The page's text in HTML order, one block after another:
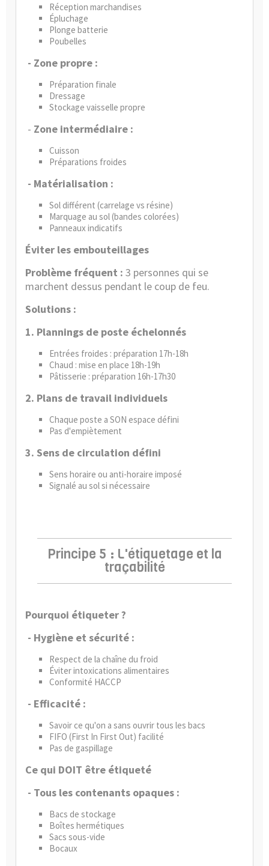
Réception marchandises
Épluchage
Plonge batterie
Poubelles
- Zone propre :
Préparation finale
Dressage
Stockage vaisselle propre
- Zone intermédiaire :
Cuisson
Préparations froides
- Matérialisation :
Sol différent (carrelage vs résine)
Marquage au sol (bandes colorées)
Panneaux indicatifs
Éviter les embouteillages
Problème fréquent : 3 personnes qui se
marchent dessus pendant le coup de feu.
Solutions :
1. Plannings de poste échelonnés
Entrées froides : préparation 17h-18h
Chaud : mise en place 18h-19h
Pâtisserie : préparation 16h-17h30
2. Plans de travail individuels
Chaque poste a SON espace défini
Pas d'empiètement
3. Sens de circulation défini
Sens horaire ou anti-horaire imposé
Signalé au sol si nécessaire
Principe 5 : L'étiquetage et la
traçabilité
Pourquoi étiqueter ?
- Hygiène et sécurité :
Respect de la chaîne du froid
Éviter intoxications alimentaires
Conformité HACCP
- Efficacité :
Savoir ce qu'on a sans ouvrir tous les bacs
FIFO (First In First Out) facilité
Pas de gaspillage
Ce qui DOIT être étiqueté
- Tous les contenants opaques :
Bacs de stockage
Boîtes hermétiques
Sacs sous-vide
Bocaux